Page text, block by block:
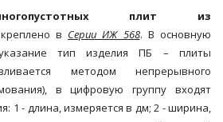
плит из
в Серии ИЖ 568. В основную
тип изделия ПБ – плиты
методом непрерывного
в цифровую группу входят
1 - длина, измеряется в дм; 2 - ширина,